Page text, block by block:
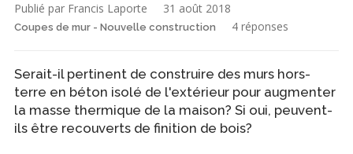
Publié par Francis Laporte 31 août 2018
Coupes de mur - Nouvelle construction 4 réponses
Serait-il pertinent de construire des murs hors-
terre en béton isolé de l'extérieur pour augmenter
la masse thermique de la maison? Si oui, peuvent-
ils être recouverts de finition de bois?